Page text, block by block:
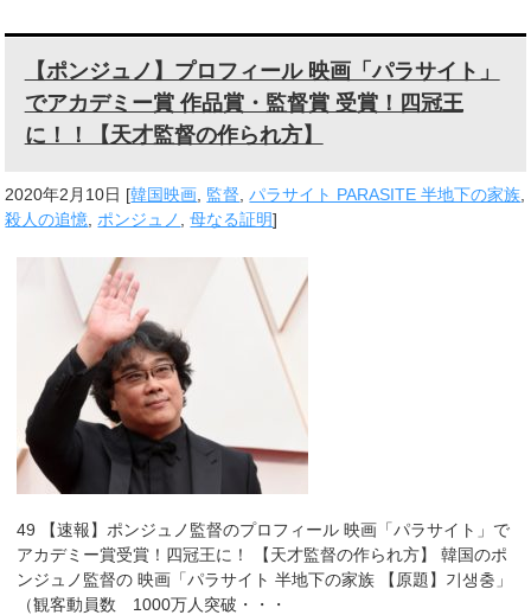
【ポンジュノ】プロフィール 映画「パラサイト」
でアカデミー賞 作品賞・監督賞 受賞！四冠王
に！！【天才監督の作られ方】
2020年2月10日 [韓国映画 監督 ,パラサイト PARASITE 半地下の家族
殺人の追憶 ポンジュノ ,母なる証明]
49 【速報】ポンジュノ監督のプロフィール 映画「パラサイト」で
アカデミー賞受賞！四冠王に！ 【天才監督の作られ方】 韓国のポ
ンジュノ監督の 映画「パラサイト 半地下の家族 【原題】기생충」
（観客動員数 1000万人突破・・・